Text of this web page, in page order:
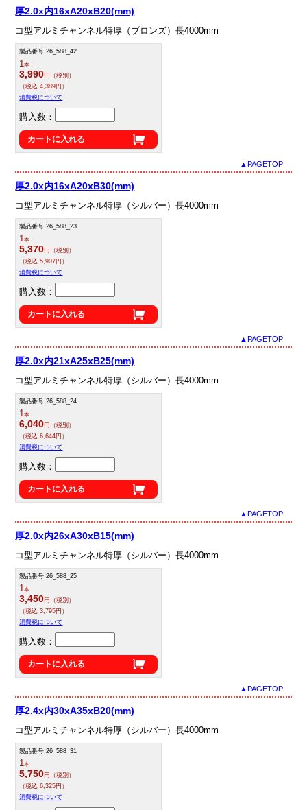
厚2.0x内16xA20xB20(mm)
コ型アルミチャンネル特厚（ブロンズ）長4000mm
製品番号 26_588_42
1本
3,990円（税別）
（税込 4,389円）
消費税について
購入数：
カートに入れる
▲PAGETOP
厚2.0x内16xA20xB30(mm)
コ型アルミチャンネル特厚（シルバー）長4000mm
製品番号 26_588_23
1本
5,370円（税別）
（税込 5,907円）
消費税について
購入数：
カートに入れる
▲PAGETOP
厚2.0x内21xA25xB25(mm)
コ型アルミチャンネル特厚（シルバー）長4000mm
製品番号 26_588_24
1本
6,040円（税別）
（税込 6,644円）
消費税について
購入数：
カートに入れる
▲PAGETOP
厚2.0x内26xA30xB15(mm)
コ型アルミチャンネル特厚（シルバー）長4000mm
製品番号 26_588_25
1本
3,450円（税別）
（税込 3,795円）
消費税について
購入数：
カートに入れる
▲PAGETOP
厚2.4x内30xA35xB20(mm)
コ型アルミチャンネル特厚（シルバー）長4000mm
製品番号 26_588_31
1本
5,750円（税別）
（税込 6,325円）
消費税について